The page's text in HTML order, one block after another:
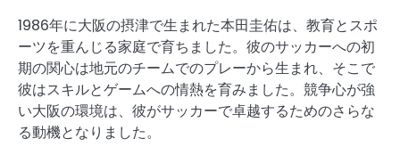
1986年に大阪の摂津で生まれた本田圭佑は、教育とスポ
ーツを重んじる家庭で育ちました。彼のサッカーへの初
期の関心は地元のチームでのプレーから生まれ、そこで
彼はスキルとゲームへの情熱を育みました。競争心が強
い大阪の環境は、彼がサッカーで卓越するためのさらな
る動機となりました。